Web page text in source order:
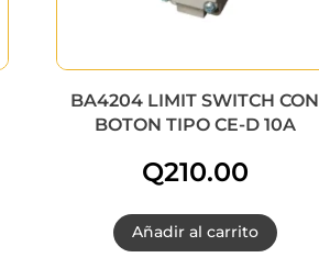
BA4204 LIMIT SWITCH CON
BOTON TIPO CE-D 10A
Q210.00
Añadir al carrito